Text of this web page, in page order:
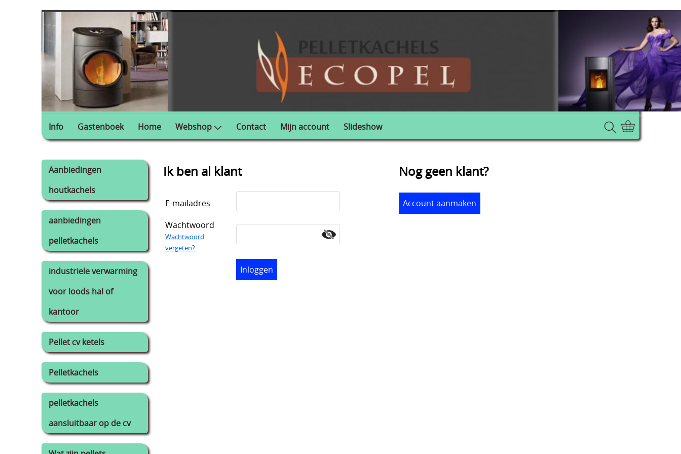
Info Gastenboek Home Webshop Contact Mijn account Slideshow
Aanbiedingen
houtkachels
aanbiedingen
pelletkachels
industriele verwarming
voor loods hal of
kantoor
Pellet cv ketels
Pelletkachels
pelletkachels
aansluitbaar op de cv
Ik ben al klant
E-mailadres
Wachtwoord
Wachtwoord
vergeten?
Nog geen klant?
Account aanmaken